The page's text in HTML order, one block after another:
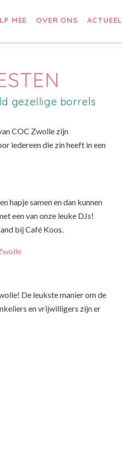
MEE OVER ONS ACTUEEL
gezellige borrels
COC Zwolle zijn
iedereen die zin heeft in een
hapje samen en dan kunnen
een van onze leuke DJs!
bij Café Koos.
De leukste manier om de
en vrijwilligers zijn er